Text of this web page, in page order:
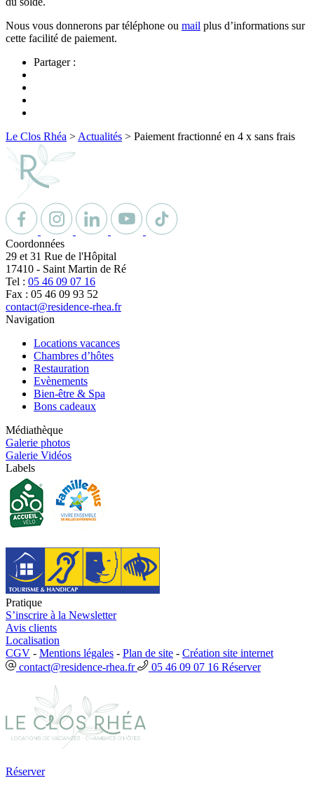
Nous vous donnerons par téléphone ou mail plus d’informations sur
cette facilité de paiement.
Partager :
Le Clos Rhéa > Actualités > Paiement fractionné en 4 x sans frais
Coordonnées
29 et 31 Rue de l'Hôpital
17410 - Saint Martin de Ré
Tel : 05 46 09 07 16
Fax : 05 46 09 93 52
contact@residence-rhea.fr
Navigation
Locations vacances
Chambres d’hôtes
Restauration
Evènements
Bien-être & Spa
Bons cadeaux
Médiathèque
Galerie photos
Galerie Vidéos
Labels
Pratique
S’inscrire à la Newsletter
Avis clients
Localisation
CGV - Mentions légales - Plan de site - Création site internet
contact@residence-rhea.fr
05 46 09 07 16 Réserver
Réserver